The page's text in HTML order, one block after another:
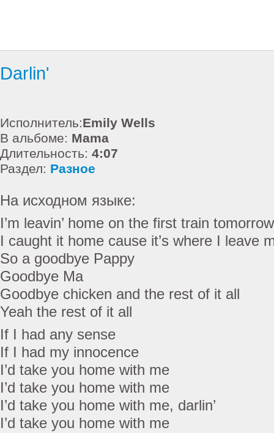
Darlin'
Исполнитель:Emily Wells
В альбоме: Mama
Длительность: 4:07
Раздел: Разное
На исходном языке:
I’m leavin’ home on the first train tomorrow
I caught it home cause it’s where I leave
So a goodbye Pappy
Goodbye Ma
Goodbye chicken and the rest of it all
Yeah the rest of it all
If I had any sense
If I had my innocence
I’d take you home with me
I’d take you home with me
I’d take you home with me, darlin’
I’d take you home with me